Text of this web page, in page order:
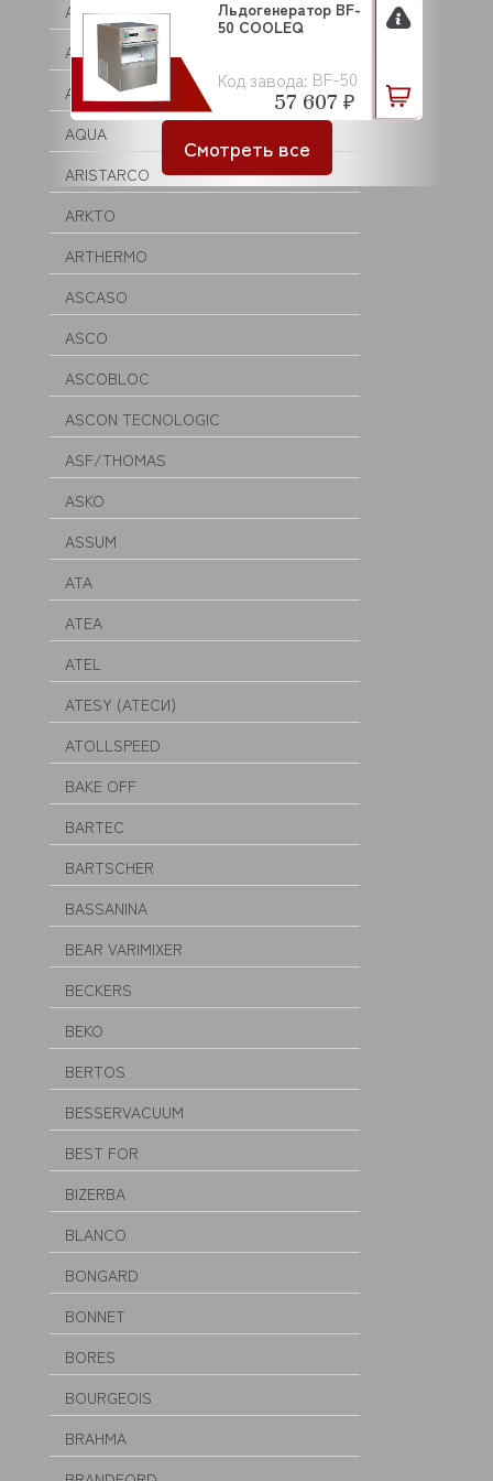
ANVIL
APACH
APS
AQUA
ARISTARCO
ARKTO
ARTHERMO
ASCASO
ASCO
ASCOBLOC
ASCON TECNOLOGIC
ASF/THOMAS
ASKO
ASSUM
ATA
ATEA
ATEL
ATESY (АТЕСИ)
ATOLLSPEED
BAKE OFF
BARTEC
BARTSCHER
BASSANINA
BEAR VARIMIXER
BECKERS
BEKO
BERTOS
BESSERVACUUM
BEST FOR
BIZERBA
BLANCO
BONGARD
BONNET
BORES
BOURGEOIS
BRAHMA
Код завода: BF-50
Льдогенератор BF-
50 COOLEQ
57 607 ₽
Смотреть все